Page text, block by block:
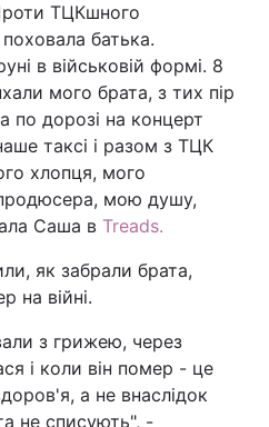
ТЦКшного
батька.
в військовій формі. 8
мого брата, з тих пір
по дорозі на концерт
таксі і разом з ТЦК
хлопця, мого
мою душу,
Саша в Treads.
як забрали брата,
на війні.
з грижею, через
і коли він помер - це
а не внаслідок
не списують", -